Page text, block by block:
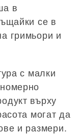
в
се в
гримьори и
с малки
върху
могат да
и размери.